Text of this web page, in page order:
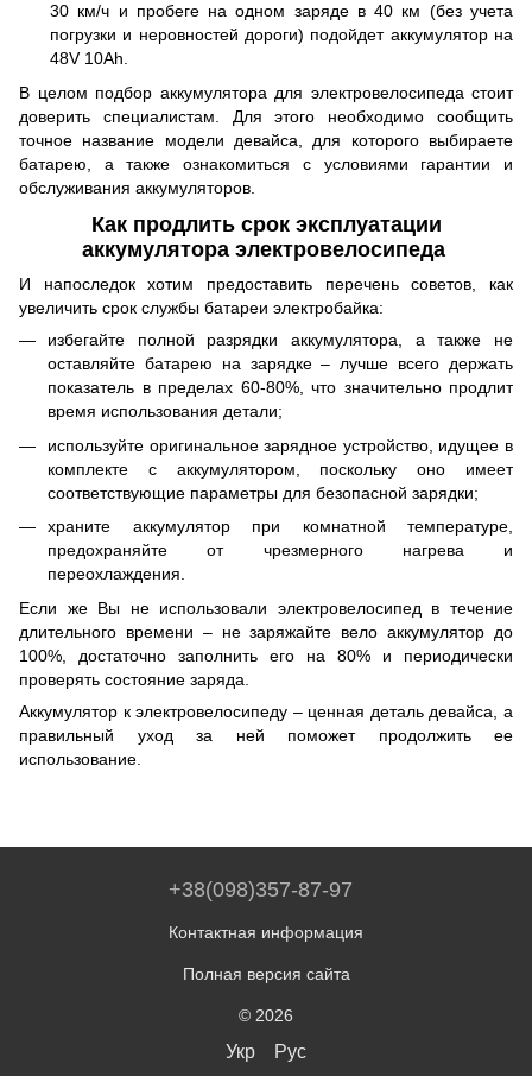
30 км/ч и пробеге на одном заряде в 40 км (без учета
погрузки и неровностей дороги) подойдет аккумулятор на
48V 10Ah.
В целом подбор аккумулятора для электровелосипеда стоит
доверить специалистам. Для этого необходимо сообщить
точное название модели девайса, для которого выбираете
батарею, а также ознакомиться с условиями гарантии и
обслуживания аккумуляторов.
Как продлить срок эксплуатации
аккумулятора электровелосипеда
И напоследок хотим предоставить перечень советов, как
увеличить срок службы батареи электробайка:
избегайте полной разрядки аккумулятора, а также не
оставляйте батарею на зарядке – лучше всего держать
показатель в пределах 60-80%, что значительно продлит
время использования детали;
используйте оригинальное зарядное устройство, идущее в
комплекте с аккумулятором, поскольку оно имеет
соответствующие параметры для безопасной зарядки;
храните аккумулятор при комнатной температуре,
предохраняйте от чрезмерного нагрева и
переохлаждения.
Если же Вы не использовали электровелосипед в течение
длительного времени – не заряжайте вело аккумулятор до
100%, достаточно заполнить его на 80% и периодически
проверять состояние заряда.
Аккумулятор к электровелосипеду – ценная деталь девайса, а
правильный уход за ней поможет продолжить ее
использование.
+38(098)357-87-97
Контактная информация
Полная версия сайта
© 2026
Укр Рус